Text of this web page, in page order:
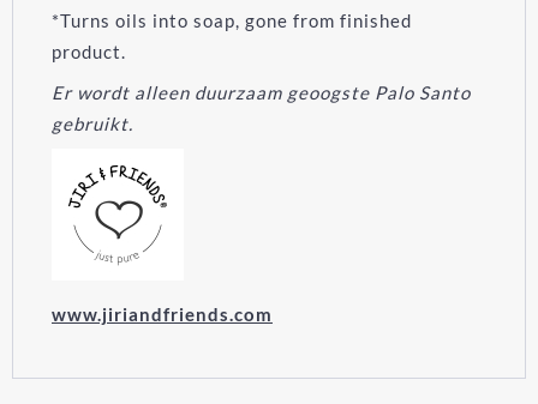
*Turns oils into soap, gone from finished
product.
Er wordt alleen duurzaam geoogste Palo Santo
gebruikt.
www.jiriandfriends.com